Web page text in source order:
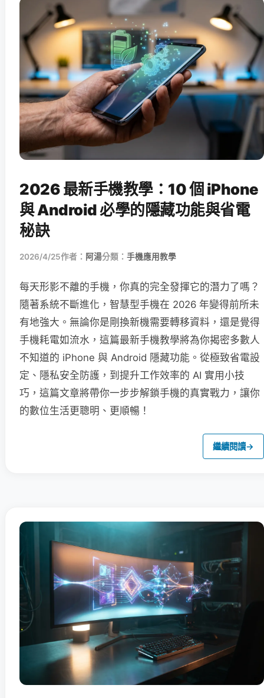
2026 最新手機教學：10 個 iPhone
與 Android 必學的隱藏功能與省電
秘訣
2026/4/25作者： 阿湯分類： 手機應用教學
每天形影不離的手機，你真的完全發揮它的潛力了嗎？
隨著系統不斷進化，智慧型手機在 2026 年變得前所未
有地強大。無論你是剛換新機需要轉移資料，還是覺得
手機耗電如流水，這篇最新手機教學將為你揭密多數人
不知道的 iPhone 與 Android 隱藏功能。從極致省電設
定、隱私安全防護，到提升工作效率的 AI 實用小技
巧，這篇文章將帶你一步步解鎖手機的真實戰力，讓你
的數位生活更聰明、更順暢！
繼續閱讀→